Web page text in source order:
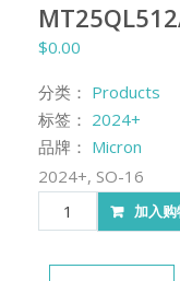
$0.00
分类： Products
标签： 2024+
品牌： Micron
2024+, SO-16
0SIT
加入